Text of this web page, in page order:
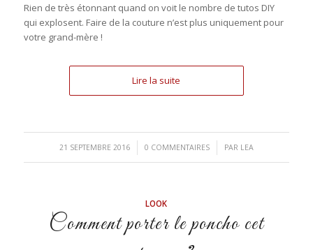
Rien de très étonnant quand on voit le nombre de tutos DIY
qui explosent. Faire de la couture n’est plus uniquement pour
votre grand-mère !
Lire la suite
21 SEPTEMBRE 2016
/ 0 COMMENTAIRES
/ PAR LEA
LOOK
Comment porter le poncho cet